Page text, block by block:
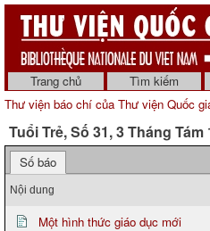
Trang chủ Tìm kiếm
Thư viện báo chí của Thư viện Quốc
Tuổi Trẻ, Số 31, 3 Tháng Tám
Số báo
Nội dung
Một hình thức giáo dục mới